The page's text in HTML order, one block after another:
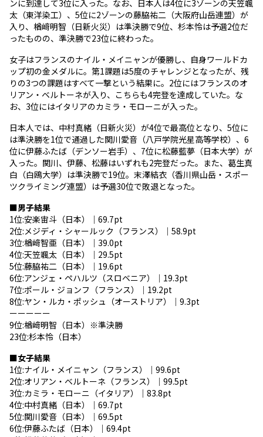
ンに到達して3位に入った。なお、日本人は4位に3ゾーンの天笠颯
太（東洋染工）、5位に2ゾーンの藤脇祐二（大阪府山岳連盟）が
入り、楢﨑明智（日新火災）は準決勝で9位、杉本怜は予選2位だ
ったものの、準決勝で23位に終わった。
女子はフランスのナイル・メイニャンが優勝し、自身ワールドカ
ップ初の金メダルに。第1課題は5度のチャレンジとなったが、残
りの3つの課題はすべて一撃という結果に。2位にはフランスのオ
リアン・ベルトーネが入り、こちらも4完登を達成していた。な
お、3位にはイタリアのカミラ・モローニが入った。
日本人では、中村真緒（日新火災）が4位で最高位となり、5位に
は準決勝を1位で通過した関川愛音（八戸学院光星高等学校）、6
位に伊藤ふたば（デンソー岩手）、7位に松藤藍夢（日本大学）が
入った。関川、伊藤、松藤はいずれも2完登だった。また、葛生真
白（白鴎大学）は準決勝で19位。末澤結衣（香川県山岳・スポー
ツクライミング連盟）は予選30位で敗退となった。
■男子結果
1位:安楽宙斗（日本）｜69.7pt
2位:メジディ・シャールック（フランス）｜58.9pt
3位:楢﨑智亜（日本）｜39.0pt
4位:天笠颯太（日本）｜29.5pt
5位:藤脇祐二（日本）｜19.6pt
6位:アンジェ・ペハルツ（スロベニア）｜19.3pt
7位:ポール・ジョンフ（フランス）｜19.2pt
8位:ヤン・ルカ・ポッシュ（オーストリア）｜9.3pt
ーーーーー
9位:楢﨑明智（日本）※準決勝
23位:杉本怜（日本）
■女子結果
1位:ナイル・メイニャン（フランス）｜99.6pt
2位:オリアン・ベルトーネ（フランス）｜99.5pt
3位:カミラ・モローニ（イタリア）｜83.8pt
4位:中村真緒（日本）｜69.7pt
5位:関川愛音（日本）｜69.5pt
6位:伊藤ふたば（日本）｜69.4pt